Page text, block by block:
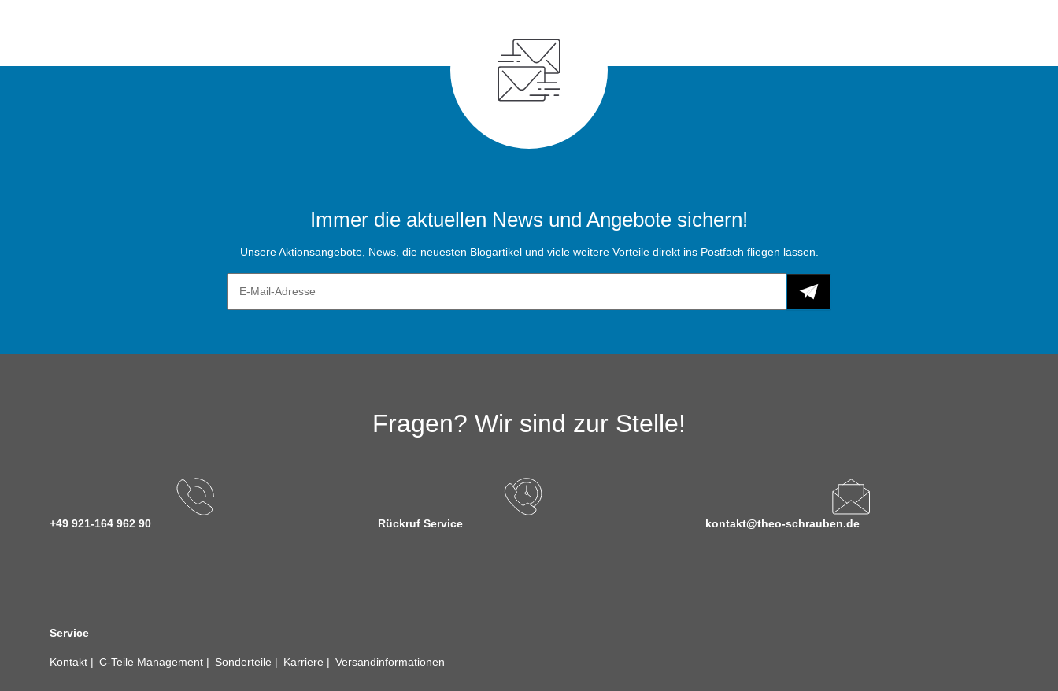
Immer die aktuellen News und Angebote sichern!
Unsere Aktionsangebote, News, die neuesten Blogartikel und viele weitere Vorteile direkt ins Postfach fliegen lassen.
Fragen? Wir sind zur Stelle!
+49 921-164 962 90 Rückruf Service kontakt@theo-schrauben.de
Service
Kontakt C-Teile Management Sonderteile Karriere Versandinformationen